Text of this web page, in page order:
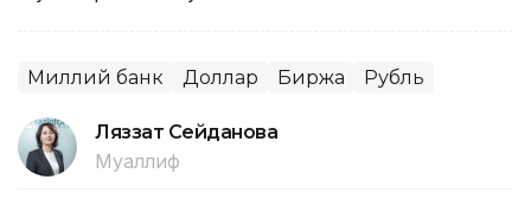
Миллий банк Доллар Биржа Рубль
Ляззат Сейданова
Муаллиф